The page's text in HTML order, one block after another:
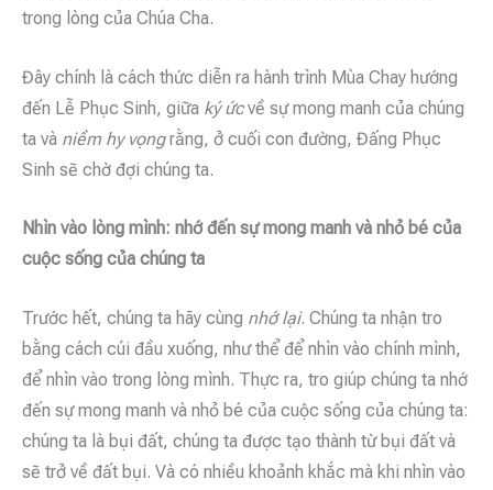
trong lòng của Chúa Cha.
Đây chính là cách thức diễn ra hành trình Mùa Chay hướng
đến Lễ Phục Sinh, giữa ký ứcvề sự mong manh của chúng
ta và niềm hy vọngrằng, ở cuối con đường, Đấng Phục
Sinh sẽ chờ đợi chúng ta.
Nhìn vào lòng mình: nhớ đến sự mong manh và nhỏ bé của
cuộc sống của chúng ta
Trước hết, chúng ta hãy cùng nhớ lại. Chúng ta nhận tro
bằng cách cúi đầu xuống, như thể để nhìn vào chính mình,
để nhìn vào trong lòng mình. Thực ra, tro giúp chúng ta nhớ
đến sự mong manh và nhỏ bé của cuộc sống của chúng ta:
chúng ta là bụi đất, chúng ta được tạo thành từ bụi đất và
sẽ trở về đất bụi. Và có nhiều khoảnh khắc mà khi nhìn vào